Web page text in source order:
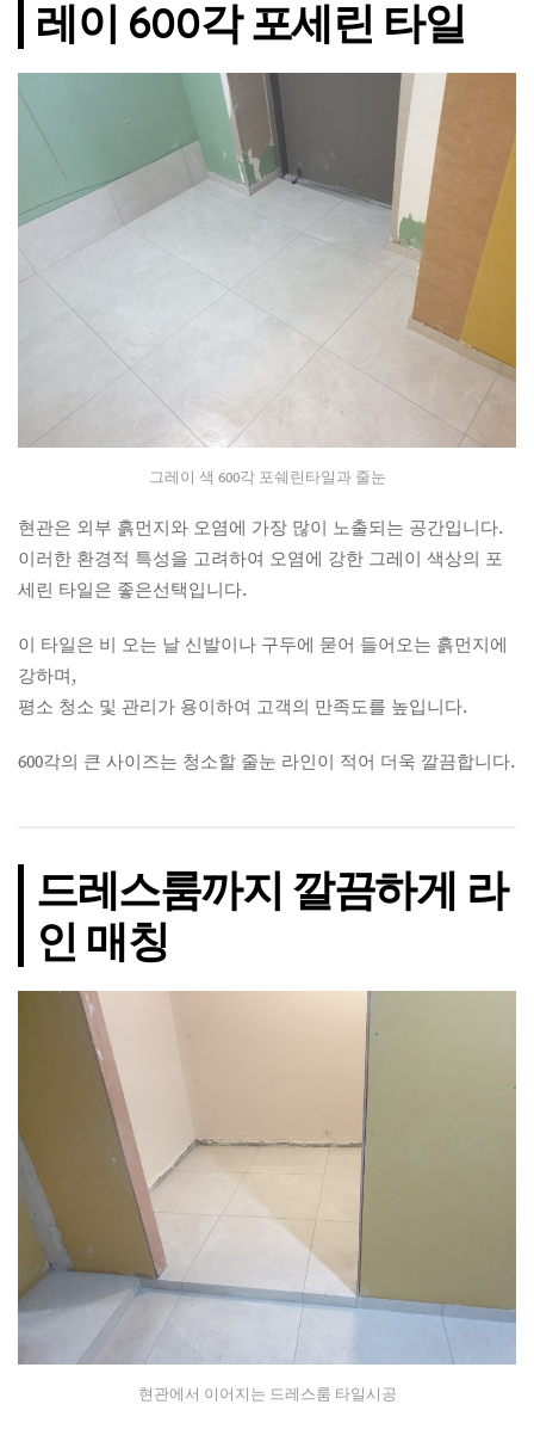
레이 600각 포세린 타일
그레이 색 600각 포쉐린타일과 줄눈
현관은 외부 흙먼지와 오염에 가장 많이 노출되는 공간입니다.
이러한 환경적 특성을 고려하여 오염에 강한 그레이 색상의 포
세린 타일은 좋은선택입니다.
이 타일은 비 오는 날 신발이나 구두에 묻어 들어오는 흙먼지에
강하며,
평소 청소 및 관리가 용이하여 고객의 만족도를 높입니다.
600각의 큰 사이즈는 청소할 줄눈 라인이 적어 더욱 깔끔합니다.
드레스룸까지 깔끔하게 라
인 매칭
현관에서 이어지는 드레스룸 타일시공